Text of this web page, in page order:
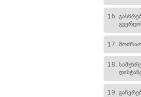
16.
17.
18.
19.